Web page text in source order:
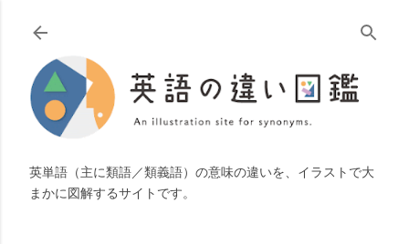
スキップしてメイン コンテンツに移動
英単語（主に類語／類義語）の意味の違いを、イラストで大
まかに図解するサイトです。